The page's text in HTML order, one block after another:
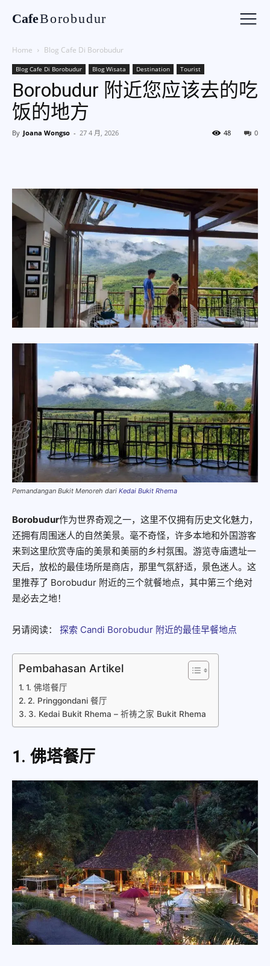
CafeBorobudur
Home Blog Cafe Di Borobudur
Blog Cafe Di Borobudur Blog Wisata Destination Tourist
Borobudur 附近您应该去的吃
饭的地方
By Joana Wongso - 27 4 月, 2026 0
48
Pemandangan Bukit Menoreh dari Kedai Bukit Rhema
Borobudur作为世界奇观之一，这里不仅拥有历史文化魅力，
还拥有周围迷人的自然美景。毫不奇怪，许多本地和外国游客
来到这里欣赏寺庙的美景和美丽的乡村氛围。游览寺庙遗址一
天后，放松的最佳场所是商店，那里气氛舒适，景色迷人。这
里推荐了 Borobudur 附近的三个就餐地点，其中第三个绝对
是必去之地！
另请阅读： 探索 Candi Borobudur 附近的最佳早餐地点
Pembahasan Artikel
1. 佛塔餐厅
2. Pringgondani 餐厅
3. Kedai Bukit Rhema – 祈祷之家 Bukit Rhema
1. 佛塔餐厅